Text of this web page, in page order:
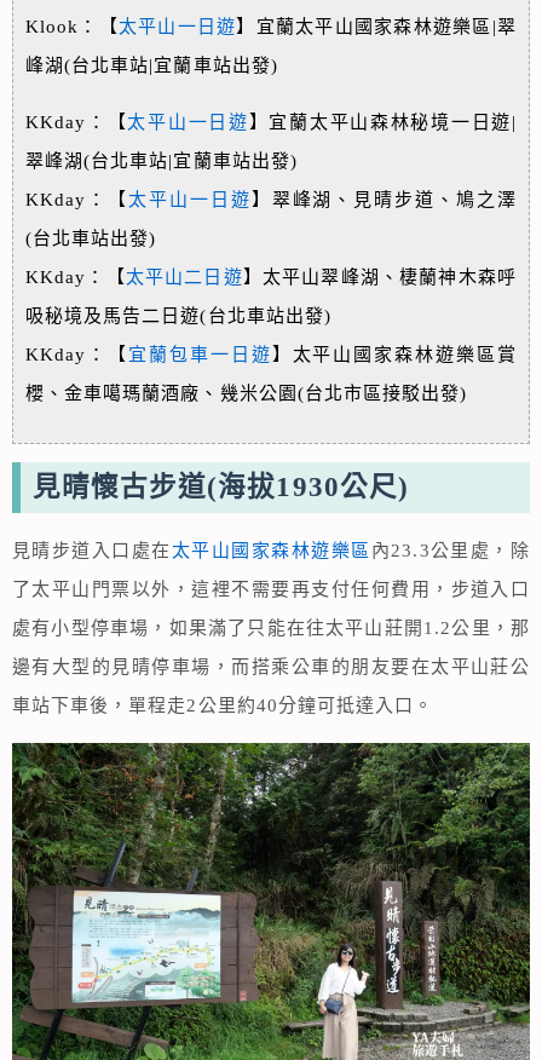
Klook：【太平山一日遊】宜蘭太平山國家森林遊樂區|翠
峰湖(台北車站|宜蘭車站出發)
KKday：【太平山一日遊】宜蘭太平山森林秘境一日遊|
翠峰湖(台北車站|宜蘭車站出發)
KKday：【 太平山一日遊】翠峰湖、見晴步道、鳩之澤
(台北車站出發)
KKday：【太平山二日遊】太平山翠峰湖、棲蘭神木森呼
吸秘境及馬告二日遊(台北車站出發)
KKday：【 宜蘭包車一日遊】太平山國家森林遊樂區賞
櫻、金車噶瑪蘭酒廠、幾米公園(台北市區接駁出發)
見晴懷古步道(海拔1930公尺)
見晴步道入口處在 太平山國家森林遊樂區 內23.3公里處，除
了太平山門票以外，這裡不需要再支付任何費用，步道入口
處有小型停車場，如果滿了只能在往太平山莊開1.2公里，那
邊有大型的見晴停車場，而搭乘公車的朋友要在太平山莊公
車站下車後，單程走2公里約40分鐘可抵達入口。